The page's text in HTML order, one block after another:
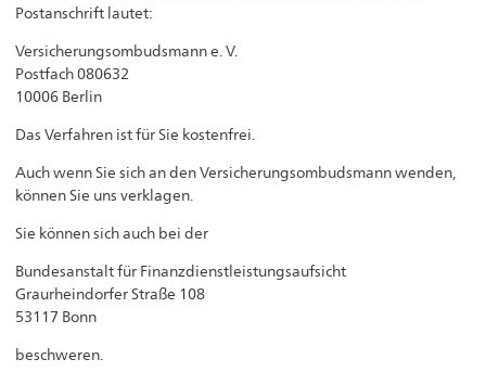
Postanschrift lautet:
Versicherungsombudsmann e. V.
Postfach 080632
10006 Berlin
Das Verfahren ist für Sie kostenfrei.
Auch wenn Sie sich an den Versicherungsombudsmann wenden,
können Sie uns verklagen.
Sie können sich auch bei der
Bundesanstalt für Finanzdienstleistungsaufsicht
Graurheindorfer Straße 108
53117 Bonn
beschweren.